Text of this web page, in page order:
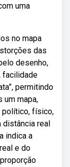
uma
no mapa
das
desenho,
facilidade
permitindo
um mapa,
político, físico,
distância real
indica a
e do